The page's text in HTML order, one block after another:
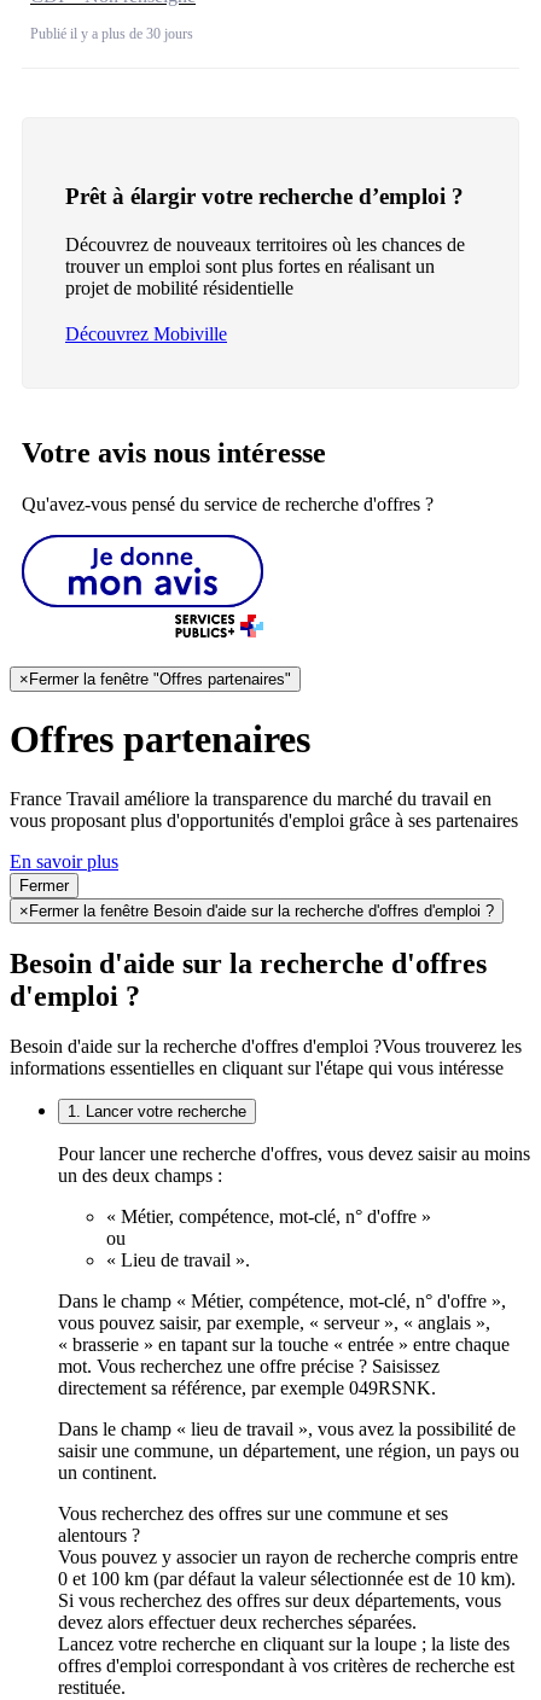
Publié il y a plus de 30 jours
Prêt à élargir votre recherche d’emploi ?
Découvrez de nouveaux territoires où les chances de
trouver un emploi sont plus fortes en réalisant un
projet de mobilité résidentielle
Découvrez Mobiville
Votre avis nous intéresse
Qu'avez-vous pensé du service de recherche d'offres ?
× Fermer la fenêtre "Offres partenaires"
Offres partenaires
France Travail améliore la transparence du marché du travail en
vous proposant plus d'opportunités d'emploi grâce à ses partenaires
En savoir plus
Fermer
×Fermer la fenêtre Besoin d'aide sur la recherche d'offres d'emploi ?
Besoin d'aide sur la recherche d'offres
d'emploi ?
Besoin d'aide sur la recherche d'offres d'emploi ?Vous trouverez les
informations essentielles en cliquant sur l'étape qui vous intéresse
1. Lancer votre recherche
Pour lancer une recherche d'offres, vous devez saisir au moins
un des deux champs :
« Métier, compétence, mot-clé, n° d'offre »
ou
« Lieu de travail ».
Dans le champ « Métier, compétence, mot-clé, n° d'offre »,
vous pouvez saisir, par exemple, « serveur », « anglais »,
« brasserie » en tapant sur la touche « entrée » entre chaque
mot. Vous recherchez une offre précise ? Saisissez
directement sa référence, par exemple 049RSNK.
Dans le champ « lieu de travail », vous avez la possibilité de
saisir une commune, un département, une région, un pays ou
un continent.
Vous recherchez des offres sur une commune et ses
alentours ?
Vous pouvez y associer un rayon de recherche compris entre
0 et 100 km (par défaut la valeur sélectionnée est de 10 km).
Si vous recherchez des offres sur deux départements, vous
devez alors effectuer deux recherches séparées.
Lancez votre recherche en cliquant sur la loupe ; la liste des
offres d'emploi correspondant à vos critères de recherche est
restituée.